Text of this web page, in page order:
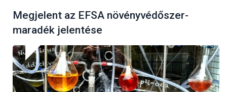
Megjelent az EFSA növényvédőszer-
maradék jelentése